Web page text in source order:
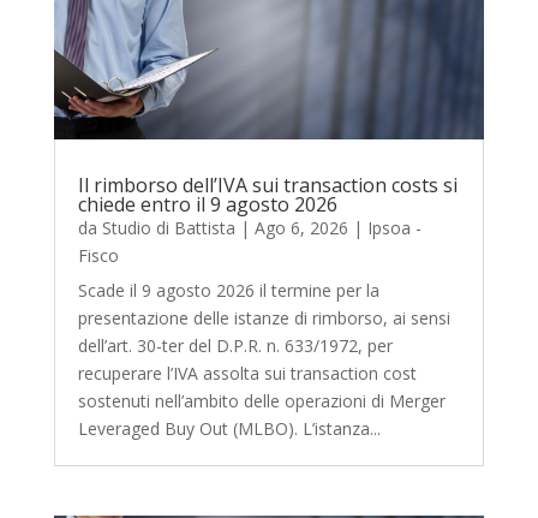
Il rimborso dell’IVA sui transaction costs si
chiede entro il 9 agosto 2026
da Studio di Battista | Ago 6, 2026 | Ipsoa -
Fisco
Scade il 9 agosto 2026 il termine per la
presentazione delle istanze di rimborso, ai sensi
dell’art. 30-ter del D.P.R. n. 633/1972, per
recuperare l’IVA assolta sui transaction cost
sostenuti nell’ambito delle operazioni di Merger
Leveraged Buy Out (MLBO). L’istanza...